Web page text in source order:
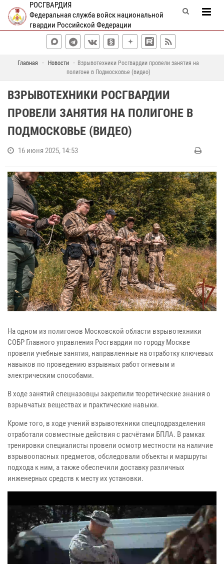
РОСГВАРДИЯ
Федеральная служба войск национальной
гвардии Российской Федерации
Главная Новости
Взрывотехники Росгвардии провели занятия на
полигоне в Подмосковье (видео)
ВЗРЫВОТЕХНИКИ РОСГВАРДИИ
ПРОВЕЛИ ЗАНЯТИЯ НА ПОЛИГОНЕ В
ПОДМОСКОВЬЕ (ВИДЕО)
16 июня 2025, 14:53
На одном из полигонов Московской области взрывотехники
СОБР Главного управления Росгвардии по городу Москве
провели учебные занятия, направленные на отработку ключевых
навыков по проведению взрывных работ огневым и
электрическим способами.
В ходе занятий спецназовцы закрепили теоретические знания о
взрывчатых веществах и практические навыки.
Кроме того, в ходе учений взрывотехники спецподразделения
отработали совместные действия с расчётами БПЛА. В рамках
тренировки специалисты провели осмотр местности на наличие
взрывоопасных предметов, обследовали объекты и маршруты
подхода к ним, а также обеспечили доставку различных
инженерных средств к месту их установки.